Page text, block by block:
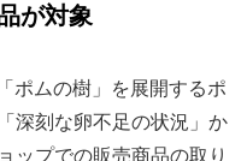
が対象
ポムの樹」を展開するポ
深刻な卵不足の状況」か
ップでの販売商品の取り